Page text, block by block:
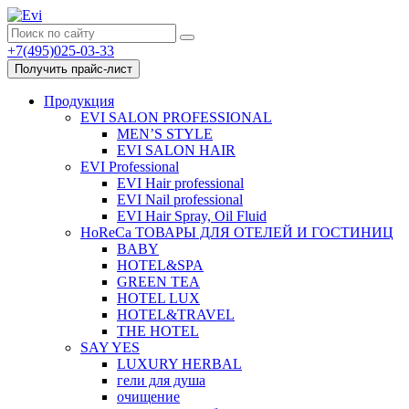
+7(495)025-03-33
Получить прайс-лист
Продукция
EVI SALON PROFESSIONAL
MEN’S STYLE
EVI SALON HAIR
EVI Professional
EVI Hair professional
EVI Nail professional
EVI Hair Spray, Oil Fluid
HoReCa ТОВАРЫ ДЛЯ ОТЕЛЕЙ И ГОСТИНИЦ
BABY
HOTEL&SPA
GREEN TEA
HOTEL LUX
HOTEL&TRAVEL
THE HOTEL
SAY YES
LUXURY HERBAL
гели для душа
очищение